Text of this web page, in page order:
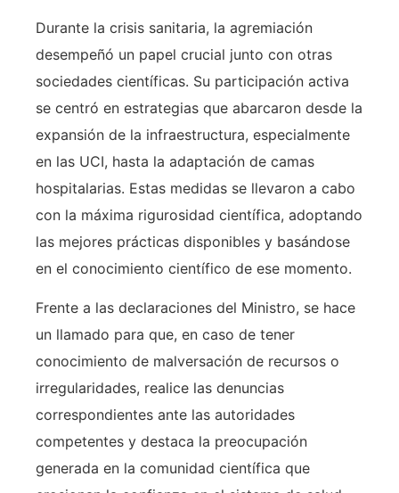
Durante la crisis sanitaria, la agremiación
desempeñó un papel crucial junto con otras
sociedades científicas. Su participación activa
se centró en estrategias que abarcaron desde la
expansión de la infraestructura, especialmente
en las UCI, hasta la adaptación de camas
hospitalarias. Estas medidas se llevaron a cabo
con la máxima rigurosidad científica, adoptando
las mejores prácticas disponibles y basándose
en el conocimiento científico de ese momento.
Frente a las declaraciones del Ministro, se hace
un llamado para que, en caso de tener
conocimiento de malversación de recursos o
irregularidades, realice las denuncias
correspondientes ante las autoridades
competentes y destaca la preocupación
generada en la comunidad científica que